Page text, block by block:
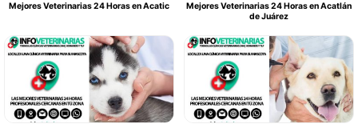
Mejores Veterinarias 24 Horas en Acatic
Mejores Veterinarias 24 Horas en Acatlán
de Juárez